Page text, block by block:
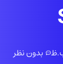
بدون نظر